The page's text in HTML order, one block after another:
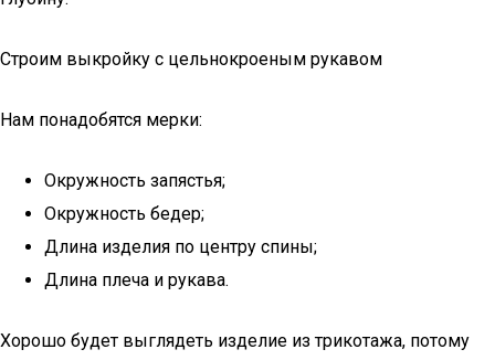
Строим выкройку с цельнокроеным рукавом
Нам понадобятся мерки:
Окружность запястья;
Окружность бедер;
Длина изделия по центру спины;
Длина плеча и рукава.
Хорошо будет выглядеть изделие из трикотажа, потому